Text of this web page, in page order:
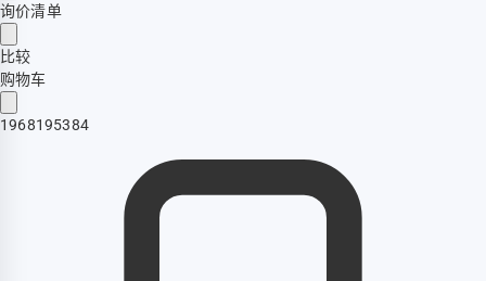
询价清单
比较
购物车
1968195384